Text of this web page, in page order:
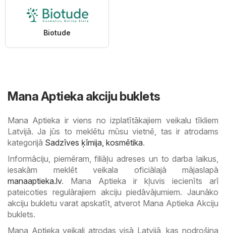
Biotude
Mana Aptieka akciju buklets
Mana Aptieka ir viens no izplatītākajiem veikalu tīkliem
Latvijā. Ja jūs to meklētu mūsu vietnē, tas ir atrodams
kategorijā Sadzīves ķīmija, kosmētika.
Informāciju, piemēram, filiāļu adreses un to darba laikus,
iesakām meklēt veikala oficiālajā mājaslapā
manaaptieka.lv. Mana Aptieka ir kļuvis iecienīts arī
pateicoties regulārajiem akciju piedāvājumiem. Jaunāko
akciju bukletu varat apskatīt, atverot Mana Aptieka Akciju
buklets.
Mana Aptieka veikali atrodas visā Latvijā, kas nodrošina